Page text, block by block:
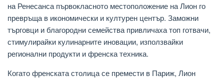
на Ренесанса първокласното местоположение на Лион го
превръща в икономически и културен център. Заможни
търговци и благородни семейства привличаха топ готвачи,
стимулирайки кулинарните иновации, използвайки
регионални продукти и френска техника.
Когато френската столица се премести в Париж, Лион